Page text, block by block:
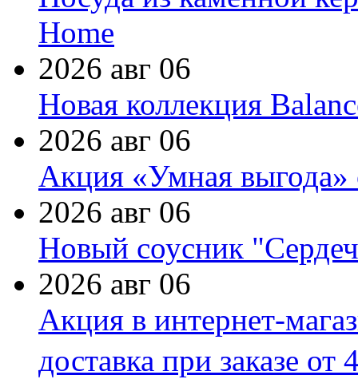
Home
2026 авг 06
Новая коллекция
2026 авг 06
Акция «Умная выгода»
2026 авг 06
Новый соусник
2026 авг 06
Акция в интернет-
доставка при заказе от